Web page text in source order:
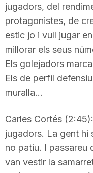
jugadors, del
protagonistes, de
estic jo i vull jugar
millorar els seus
Els golejadors
Els de perfil
muralla…
Carles Cortés
jugadors. La gent hi
no patiu. I passareu
van vestir la